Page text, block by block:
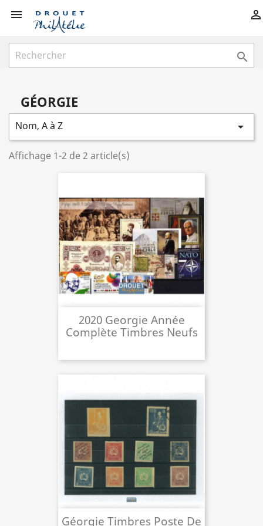
 

GÉORGIE
Nom, A à Z 
Affichage 1-2 de 2 article(s)
2020 Georgie Année
Complète Timbres Neufs
Géorgie Timbres Poste De